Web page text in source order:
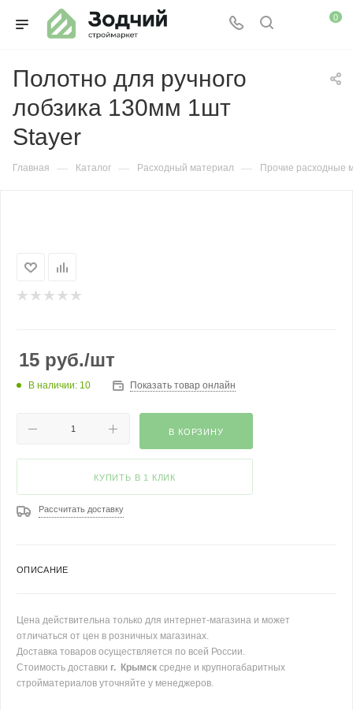
0
Полотно для ручного
лобзика 130мм 1шт
Stayer
Главная — Каталог — Расходный материал — Прочие расходные
15 руб./шт
В наличии: 10 Показать товар онлайн
В КОРЗИНУ
КУПИТЬ В 1 КЛИК
Рассчитать доставку
ОПИСАНИЕ
Цена действительна только для интернет-магазина и может
отличаться от цен в розничных магазинах.
Доставка товаров осуществляется по всей России.
Стоимость доставки г. Крымск средне и крупногабаритных
стройматериалов уточняйте у менеджеров.